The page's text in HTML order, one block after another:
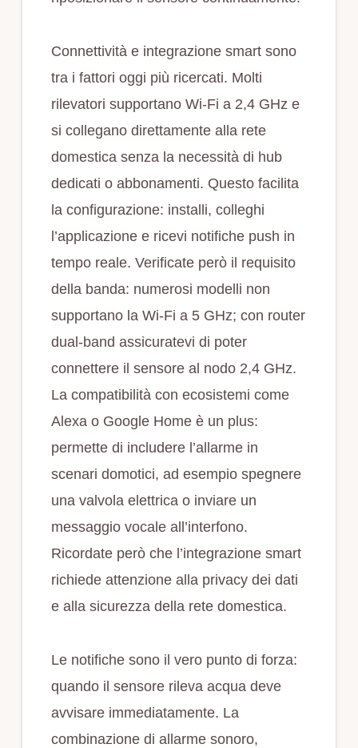
Connettività e integrazione smart sono
tra i fattori oggi più ricercati. Molti
rilevatori supportano Wi‑Fi a 2,4 GHz e
si collegano direttamente alla rete
domestica senza la necessità di hub
dedicati o abbonamenti. Questo facilita
la configurazione: installi, colleghi
l’applicazione e ricevi notifiche push in
tempo reale. Verificate però il requisito
della banda: numerosi modelli non
supportano la Wi‑Fi a 5 GHz; con router
dual‑band assicuratevi di poter
connettere il sensore al nodo 2,4 GHz.
La compatibilità con ecosistemi come
Alexa o Google Home è un plus:
permette di includere l’allarme in
scenari domotici, ad esempio spegnere
una valvola elettrica o inviare un
messaggio vocale all’interfono.
Ricordate però che l’integrazione smart
richiede attenzione alla privacy dei dati
e alla sicurezza della rete domestica.
Le notifiche sono il vero punto di forza:
quando il sensore rileva acqua deve
avvisare immediatamente. La
combinazione di allarme sonoro,